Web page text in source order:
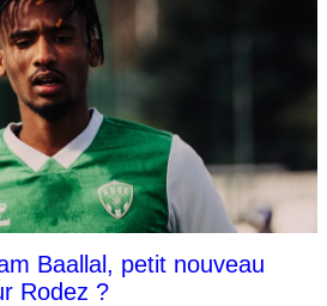
Baallal, petit nouveau
Rodez ?